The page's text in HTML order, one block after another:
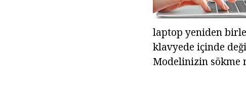
laptop yeniden
klavyede içinde
Modelinizin sökme